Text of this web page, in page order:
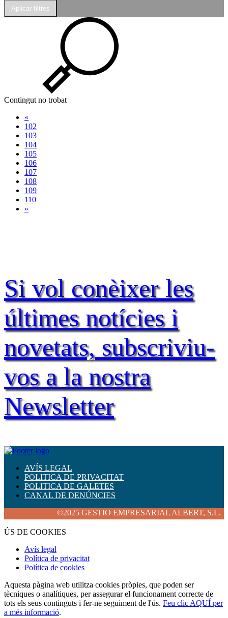
Contingut no trobat
«
102
103
104
105
106
107
108
109
110
»
Si vol conèixer les
últimes notícies i
novetats, subscriviu-
vos a la nostra
Newsletter
AVÍS LEGAL
POLITICA DE PRIVACITAT
POLITICA DE GALETES
CANAL DE DENÚNCIES
©2025 GESTIO EMPRESARIAL ALBERT, S.L. Tots
ÚS DE COOKIES
Avís legal
Política de privacitat
Política de cookies
Aquesta pàgina web utilitza cookies pròpies, que poden ser
tècniques o analítiques, per assegurar el funcionament correcte de
tots els seus continguts i fer-ne seguiment de l'ús. Feu clic AQUÍ per
a més informació.